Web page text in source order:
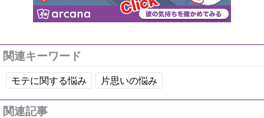
関連キーワード
モテに関する悩み 片思いの悩み
関連記事